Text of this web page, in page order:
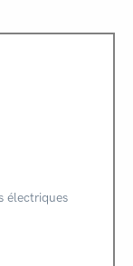
électriques